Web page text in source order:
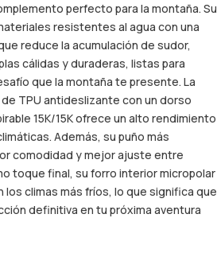
perfecto para la montaña. Su
resistentes al agua con una
reduce la acumulación de sudor,
cálidas y duraderas, listas para
que la montaña te presente. La
TPU antideslizante con un dorso
15K/15K ofrece un alto rendimiento
Además, su puño más
comodidad y mejor ajuste entre
toque final, su forro interior micropolar
climas más fríos, lo que significa que
definitiva en tu próxima aventura